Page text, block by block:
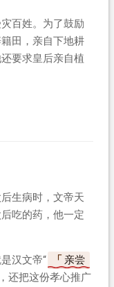
百姓。为了鼓励
田，亲自下地耕
要求皇后亲自植
生病时，文帝天
吃的药，他一定
汉文帝“
亲尝
还把这份孝心推广